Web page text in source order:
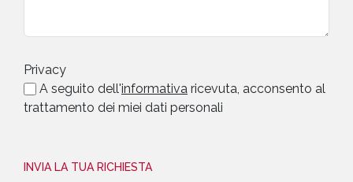
Privacy
A seguito dell'informativa ricevuta, acconsento al
trattamento dei miei dati personali
INVIA LA TUA RICHIESTA